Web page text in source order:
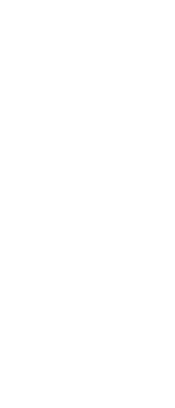
Elétrica de Contrapeso
Elétrica Locação